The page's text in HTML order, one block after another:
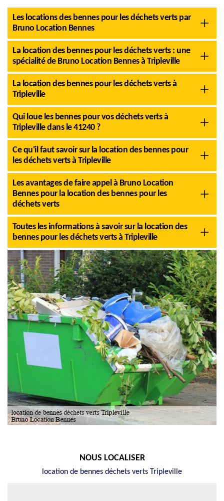
Les locations des bennes pour les déchets verts par
Bruno Location Bennes
La location des bennes pour les déchets verts : une
spécialité de Bruno Location Bennes à Tripleville
La location des bennes pour les déchets verts à
Tripleville
Qui loue les bennes pour vos déchets verts à
Tripleville dans le 41240 ?
Ce qu'il faut savoir sur la location des bennes pour
les déchets verts à Tripleville
Les avantages de faire appel à Bruno Location
Bennes pour la location des bennes pour les
déchets verts
Toutes les informations à savoir sur la location des
bennes pour les déchets verts à Tripleville
NOUS LOCALISER
location de bennes déchets verts Tripleville